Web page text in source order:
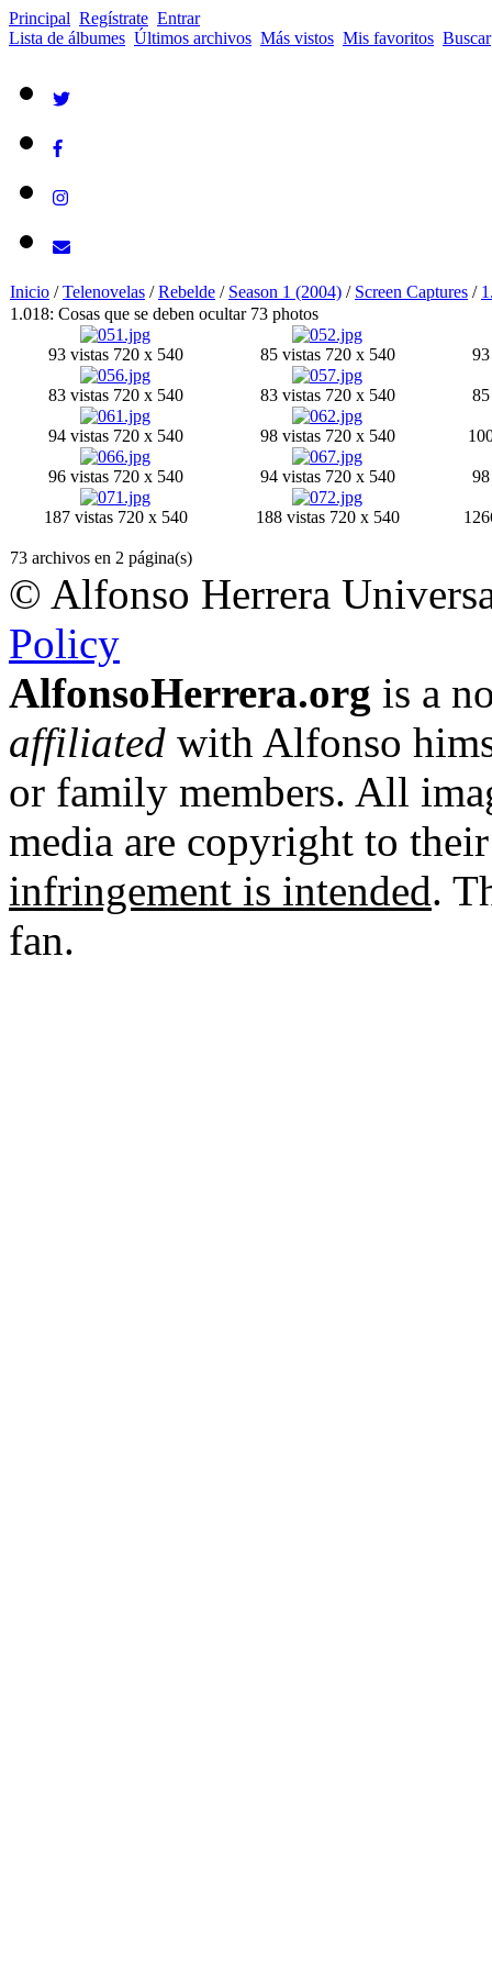
Principal Regístrate Entrar
Lista de álbumes Últimos archivos Más vistos Mis favoritos Buscar
Inicio /Telenovelas /Rebelde / Season 1 (2004) / Screen Captures /
1.018: Cosas que se deben ocultar 73 photos
93 vistas 720 x 540 85 vistas 720 x 540
83 vistas 720 x 540 83 vistas 720 x 540
94 vistas 720 x 540 98 vistas 720 x 540
96 vistas 720 x 540 94 vistas 720 x 540
187 vistas 720 x 540 188 vistas 720 x 540
73 archivos en 2 página(s)
© Alfonso Herrera
Policy
AlfonsoHerrera.org is a
affiliated with Alfonso
or family members. All
media are copyright to
infringement is intended.
fan.